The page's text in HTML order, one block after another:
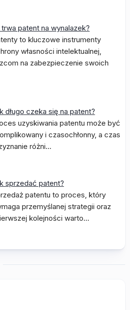
trwa patent na wynalazek?
to kluczowe instrumenty
własności intelektualnej,
na zabezpieczenie swoich
długo czeka się na patent?
uzyskiwania patentu może być
i czasochłonny, a czas
różni…
sprzedać patent?
patentu to proces, który
przemyślanej strategii oraz
kolejności warto…